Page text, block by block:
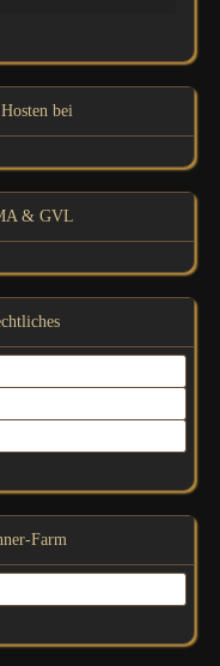
bei
& GVL
Farm